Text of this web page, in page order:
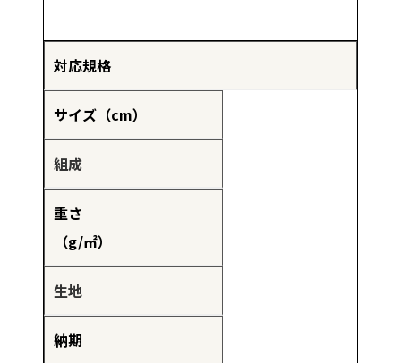
対応規格
サイズ（cm）
組成
重さ
（g/㎡）
生地
納期